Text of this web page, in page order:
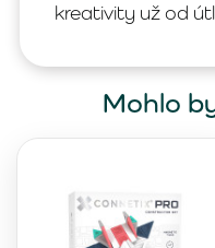
kreativity už od
Mohlo